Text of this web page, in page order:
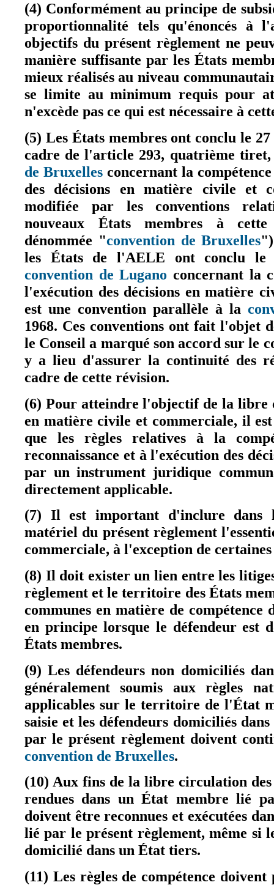
(4) Conformément au principe de
proportionnalité tels qu'énoncés
objectifs du présent règlement ne
manière suffisante par les États
mieux réalisés au niveau
se limite au minimum requis pour
n'excède pas ce qui est nécessaire à
(5) Les États membres ont conclu le
cadre de l'article 293, quatrième
de Bruxelles (le lien est externe)
concernant la
des décisions en matière civile et
modifiée par les conventions
nouveaux États membres à cette
dénommée "convention de Bruxelles(le
les États de l'AELE ont conclu le
convention de Lugano (le lien est externe)
concernant la
l'exécution des décisions en matière
est une convention parallèle à la
1968. Ces conventions ont fait l'objet
le Conseil a marqué son accord sur le
y a lieu d'assurer la continuité des
cadre de cette révision.
(6) Pour atteindre l'objectif de la libre
en matière civile et commerciale, il
que les règles relatives à la
reconnaissance et à l'exécution des
par un instrument juridique
directement applicable.
(7) Il est important d'inclure dans
matériel du présent règlement
commerciale, à l'exception de
(8) Il doit exister un lien entre les
règlement et le territoire des États
communes en matière de
en principe lorsque le défendeur est
États membres.
(9) Les défendeurs non domiciliés
généralement soumis aux règles
applicables sur le territoire de l'État
saisie et les défendeurs domiciliés
par le présent règlement doivent
convention de Bruxelles.
(10) Aux fins de la libre circulation des
rendues dans un État membre lié
doivent être reconnues et exécutées
lié par le présent règlement, même si
domicilié dans un État tiers.
(11) Les règles de compétence